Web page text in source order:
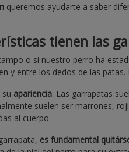
queremos ayudarte a saber
tienen las
o si nuestro perro ha
y entre los dedos de las
apariencia. Las garrapatas
suelen ser marrones,
al cuerpo.
es fundamental